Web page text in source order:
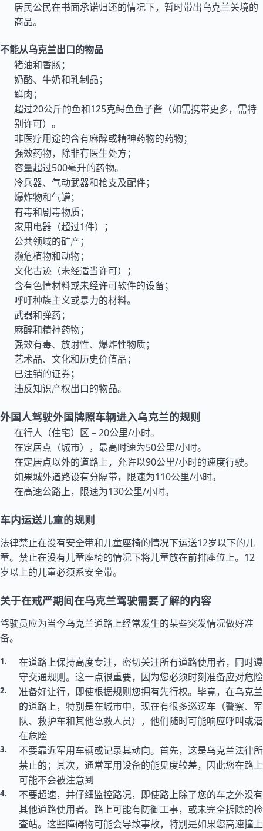
居民公民在书面承诺归还的情况下，暂时带出乌克兰关境的
商品。
不能从乌克兰出口的物品
猪油和香肠；
奶酪、牛奶和乳制品；
鲜肉；
超过20公斤的鱼和125克鲟鱼鱼子酱（如需携带更多，需特
别许可）。
非医疗用途的含有麻醉或精神药物的药物；
强效药物，除非有医生处方；
容量超过500毫升的药物。
冷兵器、气动武器和枪支及配件；
爆炸物和气罐；
有毒和剧毒物质；
家用电器（超过1件）；
公共领域的矿产；
濒危植物和动物；
文化古迹（未经适当许可）；
含有色情材料或未经许可软件的设备；
呼吁种族主义或暴力的材料。
武器和弹药；
麻醉和精神药物；
强效有毒、放射性、爆炸性物质；
艺术品、文化和历史价值品；
已注销的证券；
违反知识产权出口的物品。
外国人驾驶外国牌照车辆进入乌克兰的规则
在行人（住宅）区 – 20公里/小时。
在定居点（城市），最高时速为50公里/小时。
在定居点以外的道路上，允许以90公里/小时的速度行驶。
如果城外道路设有分隔带，限速为110公里/小时。
在高速公路上，限速为130公里/小时。
车内运送儿童的规则
法律禁止在没有安全带和儿童座椅的情况下运送12岁以下的儿
童。禁止在没有儿童座椅的情况下将儿童放在前排座位上。12
岁以上的儿童必须系安全带。
关于在戒严期间在乌克兰驾驶需要了解的内容
驾驶员应为当今乌克兰道路上经常发生的某些突发情况做好准
备。
在道路上保持高度专注，密切关注所有道路使用者，同时遵
守交通规则。这一点很重要，因为您必须时刻准备应对危险
准备好让行，即使根据规则您拥有先行权。毕竟，在乌克兰
的道路上，特别是在城市中，现在有很多巡逻车（警察、军
队、救护车和其他急救人员），他们随时可能响应呼叫或潜
在危险
不要靠近军用车辆或记录其动向。首先，这是乌克兰法律所
禁止的；其次，通常军用设备的能见度较差，因此您在路上
可能不会被注意到
不要超速，并仔细监控路况，即使路上除了您的车之外没有
其他道路使用者。路上可能有防御工事，或未完全拆除的检
查站。这些障碍物可能会导致事故，特别是如果您高速撞上